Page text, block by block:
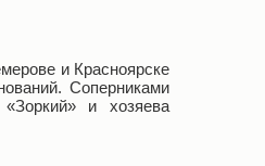
и Красноярске
Соперниками
и хозяева